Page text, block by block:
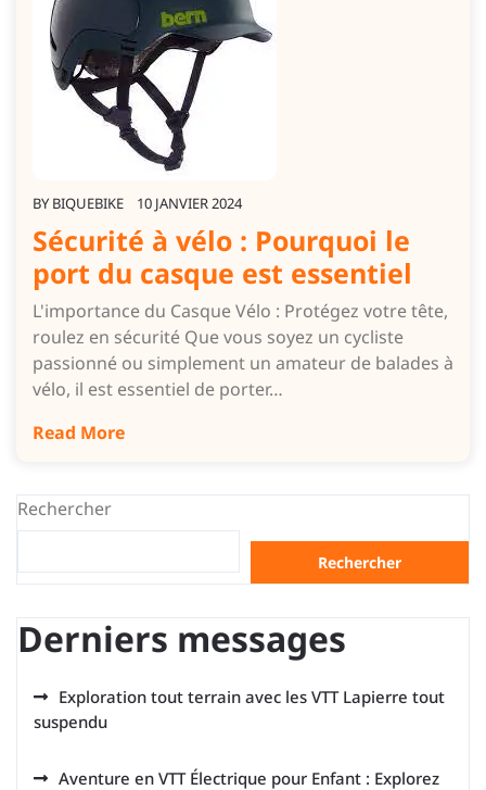
BY BIQUEBIKE 10 JANVIER 2024
Sécurité à vélo : Pourquoi le
port du casque est essentiel
L'importance du Casque Vélo : Protégez votre tête,
roulez en sécurité Que vous soyez un cycliste
passionné ou simplement un amateur de balades à
vélo, il est essentiel de porter…
Read More
Rechercher
Rechercher
Derniers messages
Exploration tout terrain avec les VTT Lapierre tout
suspendu
Aventure en VTT Électrique pour Enfant : Explorez